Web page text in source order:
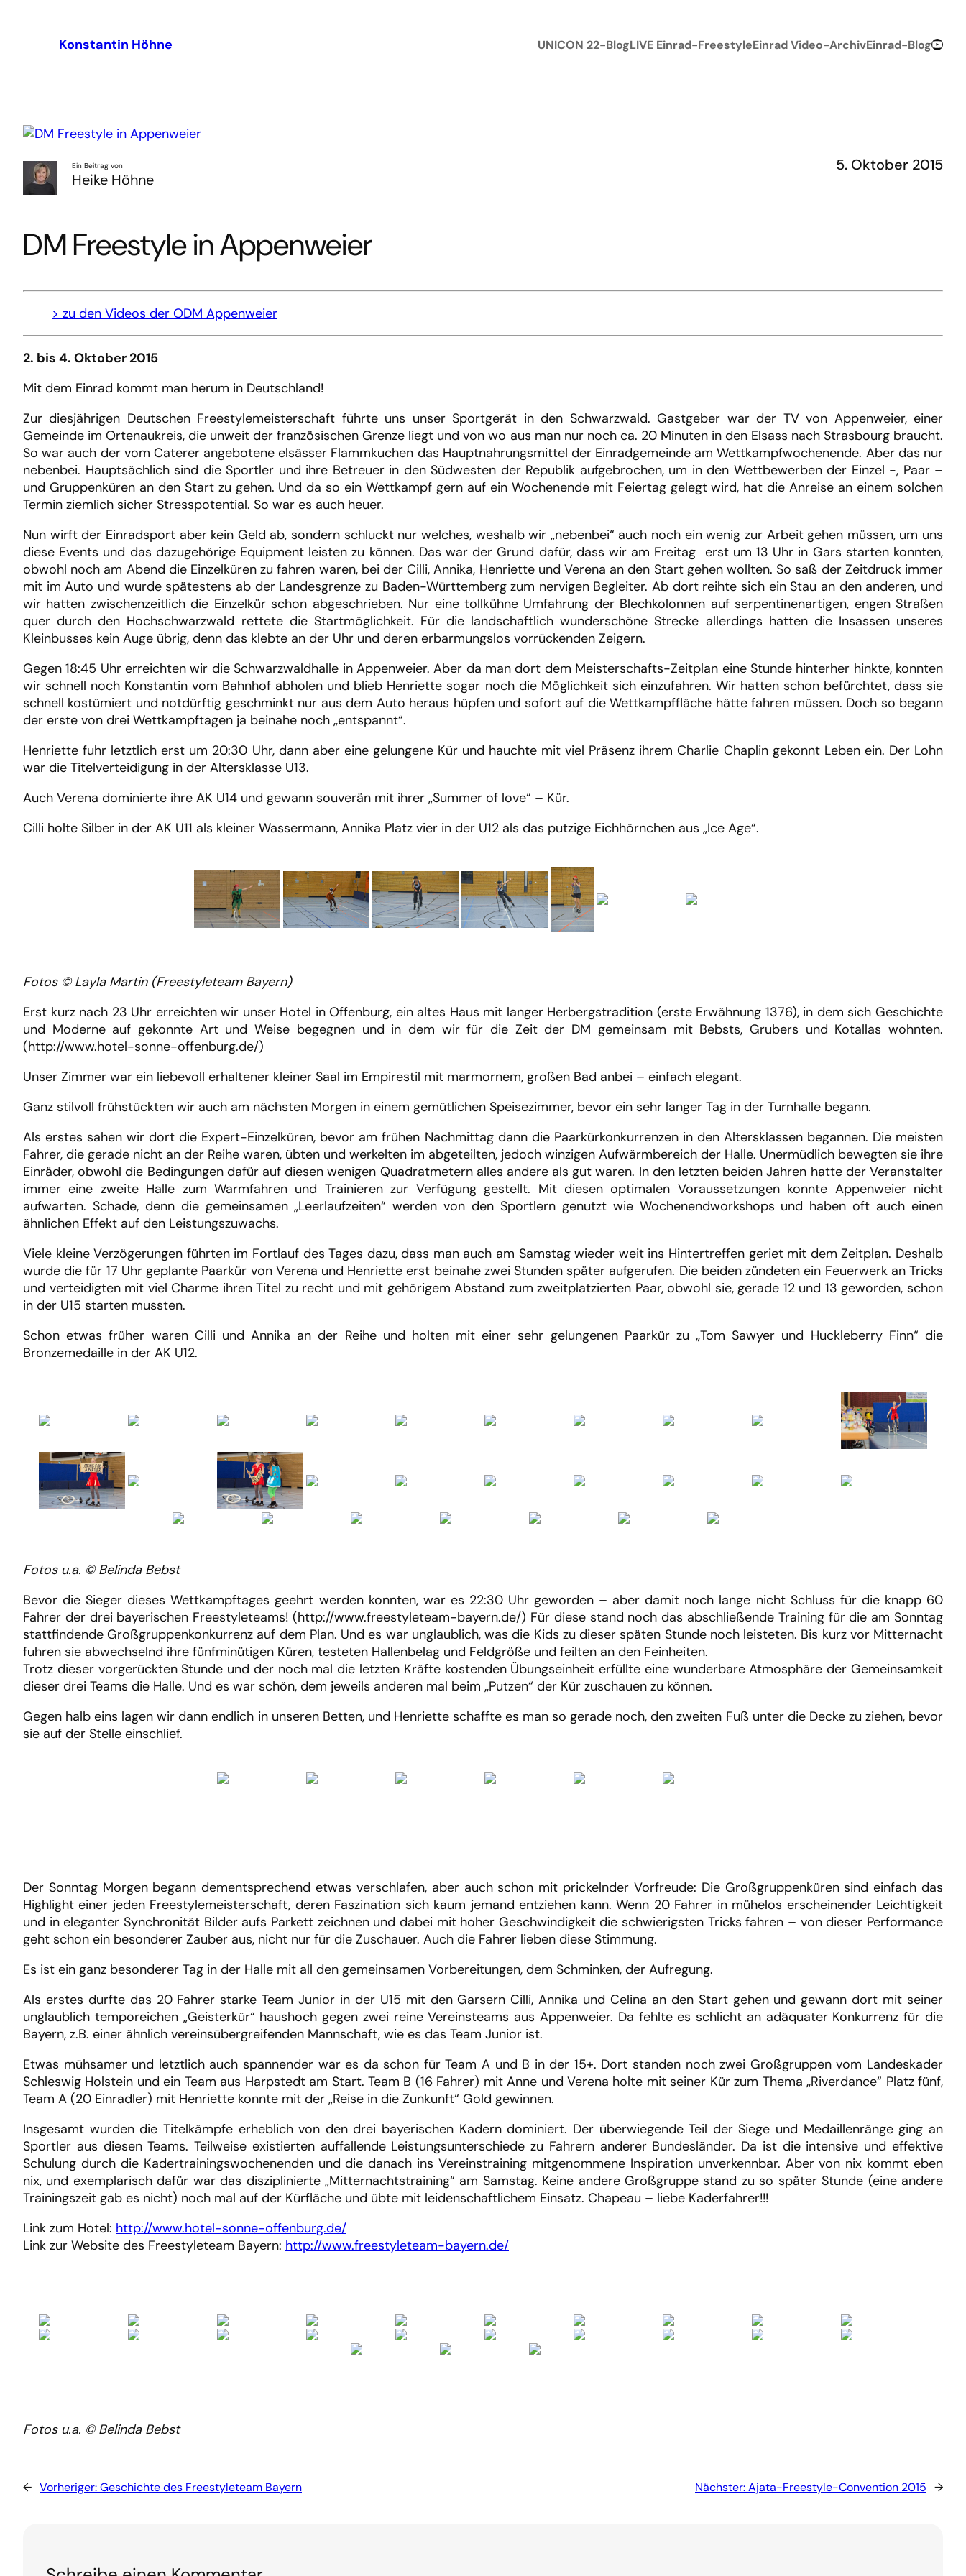
Konstantin Höhne UNICON 22-BlogLIVE Einrad-FreestyleEinrad Video-ArchivEinrad-BlogYouTube-
Ein Beitrag von
Heike Höhne
5. Oktober 2015
DM Freestyle in Appenweier
> zu den Videos der ODM Appenweier
2. bis 4. Oktober 2015
Mit dem Einrad kommt man herum in Deutschland!
Zur diesjährigen Deutschen Freestylemeisterschaft führte uns unser Sportgerät in den Schwarzwald. Gastgeber war der TV von Appenweier, einer
Gemeinde im Ortenaukreis, die unweit der französischen Grenze liegt und von wo aus man nur noch ca. 20 Minuten in den Elsass nach Strasbourg braucht.
So war auch der vom Caterer angebotene elsässer Flammkuchen das Hauptnahrungsmittel der Einradgemeinde am Wettkampfwochenende. Aber das nur
nebenbei. Hauptsächlich sind die Sportler und ihre Betreuer in den Südwesten der Republik aufgebrochen, um in den Wettbewerben der Einzel -, Paar –
und Gruppenküren an den Start zu gehen. Und da so ein Wettkampf gern auf ein Wochenende mit Feiertag gelegt wird, hat die Anreise an einem solchen
Termin ziemlich sicher Stresspotential. So war es auch heuer.
Nun wirft der Einradsport aber kein Geld ab, sondern schluckt nur welches, weshalb wir „nebenbei“ auch noch ein wenig zur Arbeit gehen müssen, um uns
diese Events und das dazugehörige Equipment leisten zu können. Das war der Grund dafür, dass wir am Freitag erst um 13 Uhr in Gars starten konnten,
obwohl noch am Abend die Einzelküren zu fahren waren, bei der Cilli, Annika, Henriette und Verena an den Start gehen wollten. So saß der Zeitdruck immer
mit im Auto und wurde spätestens ab der Landesgrenze zu Baden-Württemberg zum nervigen Begleiter. Ab dort reihte sich ein Stau an den anderen, und
wir hatten zwischenzeitlich die Einzelkür schon abgeschrieben. Nur eine tollkühne Umfahrung der Blechkolonnen auf serpentinenartigen, engen Straßen
quer durch den Hochschwarzwald rettete die Startmöglichkeit. Für die landschaftlich wunderschöne Strecke allerdings hatten die Insassen unseres
Kleinbusses kein Auge übrig, denn das klebte an der Uhr und deren erbarmungslos vorrückenden Zeigern.
Gegen 18:45 Uhr erreichten wir die Schwarzwaldhalle in Appenweier. Aber da man dort dem Meisterschafts-Zeitplan eine Stunde hinterher hinkte, konnten
wir schnell noch Konstantin vom Bahnhof abholen und blieb Henriette sogar noch die Möglichkeit sich einzufahren. Wir hatten schon befürchtet, dass sie
schnell kostümiert und notdürftig geschminkt nur aus dem Auto heraus hüpfen und sofort auf die Wettkampffläche hätte fahren müssen. Doch so begann
der erste von drei Wettkampftagen ja beinahe noch „entspannt“.
Henriette fuhr letztlich erst um 20:30 Uhr, dann aber eine gelungene Kür und hauchte mit viel Präsenz ihrem Charlie Chaplin gekonnt Leben ein. Der Lohn
war die Titelverteidigung in der Altersklasse U13.
Auch Verena dominierte ihre AK U14 und gewann souverän mit ihrer „Summer of love“ – Kür.
Cilli holte Silber in der AK U11 als kleiner Wassermann, Annika Platz vier in der U12 als das putzige Eichhörnchen aus „Ice Age“.
Fotos © Layla Martin (Freestyleteam Bayern)
Erst kurz nach 23 Uhr erreichten wir unser Hotel in Offenburg, ein altes Haus mit langer Herbergstradition (erste Erwähnung 1376), in dem sich Geschichte
und Moderne auf gekonnte Art und Weise begegnen und in dem wir für die Zeit der DM gemeinsam mit Bebsts, Grubers und Kotallas wohnten.
(http://www.hotel-sonne-offenburg.de/)
Unser Zimmer war ein liebevoll erhaltener kleiner Saal im Empirestil mit marmornem, großen Bad anbei – einfach elegant.
Ganz stilvoll frühstückten wir auch am nächsten Morgen in einem gemütlichen Speisezimmer, bevor ein sehr langer Tag in der Turnhalle begann.
Als erstes sahen wir dort die Expert-Einzelküren, bevor am frühen Nachmittag dann die Paarkürkonkurrenzen in den Altersklassen begannen. Die meisten
Fahrer, die gerade nicht an der Reihe waren, übten und werkelten im abgeteilten, jedoch winzigen Aufwärmbereich der Halle. Unermüdlich bewegten sie ihre
Einräder, obwohl die Bedingungen dafür auf diesen wenigen Quadratmetern alles andere als gut waren. In den letzten beiden Jahren hatte der Veranstalter
immer eine zweite Halle zum Warmfahren und Trainieren zur Verfügung gestellt. Mit diesen optimalen Voraussetzungen konnte Appenweier nicht
aufwarten. Schade, denn die gemeinsamen „Leerlaufzeiten“ werden von den Sportlern genutzt wie Wochenendworkshops und haben oft auch einen
ähnlichen Effekt auf den Leistungszuwachs.
Viele kleine Verzögerungen führten im Fortlauf des Tages dazu, dass man auch am Samstag wieder weit ins Hintertreffen geriet mit dem Zeitplan. Deshalb
wurde die für 17 Uhr geplante Paarkür von Verena und Henriette erst beinahe zwei Stunden später aufgerufen. Die beiden zündeten ein Feuerwerk an Tricks
und verteidigten mit viel Charme ihren Titel zu recht und mit gehörigem Abstand zum zweitplatzierten Paar, obwohl sie, gerade 12 und 13 geworden, schon
in der U15 starten mussten.
Schon etwas früher waren Cilli und Annika an der Reihe und holten mit einer sehr gelungenen Paarkür zu „Tom Sawyer und Huckleberry Finn“ die
Bronzemedaille in der AK U12.
Fotos u.a. © Belinda Bebst
Bevor die Sieger dieses Wettkampftages geehrt werden konnten, war es 22:30 Uhr geworden – aber damit noch lange nicht Schluss für die knapp 60
Fahrer der drei bayerischen Freestyleteams! (http://www.freestyleteam-bayern.de/) Für diese stand noch das abschließende Training für die am Sonntag
stattfindende Großgruppenkonkurrenz auf dem Plan. Und es war unglaublich, was die Kids zu dieser späten Stunde noch leisteten. Bis kurz vor Mitternacht
fuhren sie abwechselnd ihre fünfminütigen Küren, testeten Hallenbelag und Feldgröße und feilten an den Feinheiten.
Trotz dieser vorgerückten Stunde und der noch mal die letzten Kräfte kostenden Übungseinheit erfüllte eine wunderbare Atmosphäre der Gemeinsamkeit
dieser drei Teams die Halle. Und es war schön, dem jeweils anderen mal beim „Putzen“ der Kür zuschauen zu können.
Gegen halb eins lagen wir dann endlich in unseren Betten, und Henriette schaffte es man so gerade noch, den zweiten Fuß unter die Decke zu ziehen, bevor
sie auf der Stelle einschlief.
Der Sonntag Morgen begann dementsprechend etwas verschlafen, aber auch schon mit prickelnder Vorfreude: Die Großgruppenküren sind einfach das
Highlight einer jeden Freestylemeisterschaft, deren Faszination sich kaum jemand entziehen kann. Wenn 20 Fahrer in mühelos erscheinender Leichtigkeit
und in eleganter Synchronität Bilder aufs Parkett zeichnen und dabei mit hoher Geschwindigkeit die schwierigsten Tricks fahren – von dieser Performance
geht schon ein besonderer Zauber aus, nicht nur für die Zuschauer. Auch die Fahrer lieben diese Stimmung.
Es ist ein ganz besonderer Tag in der Halle mit all den gemeinsamen Vorbereitungen, dem Schminken, der Aufregung.
Als erstes durfte das 20 Fahrer starke Team Junior in der U15 mit den Garsern Cilli, Annika und Celina an den Start gehen und gewann dort mit seiner
unglaublich temporeichen „Geisterkür“ haushoch gegen zwei reine Vereinsteams aus Appenweier. Da fehlte es schlicht an adäquater Konkurrenz für die
Bayern, z.B. einer ähnlich vereinsübergreifenden Mannschaft, wie es das Team Junior ist.
Etwas mühsamer und letztlich auch spannender war es da schon für Team A und B in der 15+. Dort standen noch zwei Großgruppen vom Landeskader
Schleswig Holstein und ein Team aus Harpstedt am Start. Team B (16 Fahrer) mit Anne und Verena holte mit seiner Kür zum Thema „Riverdance“ Platz fünf,
Team A (20 Einradler) mit Henriette konnte mit der „Reise in die Zunkunft“ Gold gewinnen.
Insgesamt wurden die Titelkämpfe erheblich von den drei bayerischen Kadern dominiert. Der überwiegende Teil der Siege und Medaillenränge ging an
Sportler aus diesen Teams. Teilweise existierten auffallende Leistungsunterschiede zu Fahrern anderer Bundesländer. Da ist die intensive und effektive
Schulung durch die Kadertrainingswochenenden und die danach ins Vereinstraining mitgenommene Inspiration unverkennbar. Aber von nix kommt eben
nix, und exemplarisch dafür war das disziplinierte „Mitternachtstraining“ am Samstag. Keine andere Großgruppe stand zu so später Stunde (eine andere
Trainingszeit gab es nicht) noch mal auf der Kürfläche und übte mit leidenschaftlichem Einsatz. Chapeau – liebe Kaderfahrer!!!
Link zum Hotel: http://www.hotel-sonne-offenburg.de/
Link zur Website des Freestyleteam Bayern: http://www.freestyleteam-bayern.de/
Fotos u.a. © Belinda Bebst
← Vorheriger:Geschichte des Freestyleteam Bayern Nächster:Ajata-Freestyle-Convention 2015 →